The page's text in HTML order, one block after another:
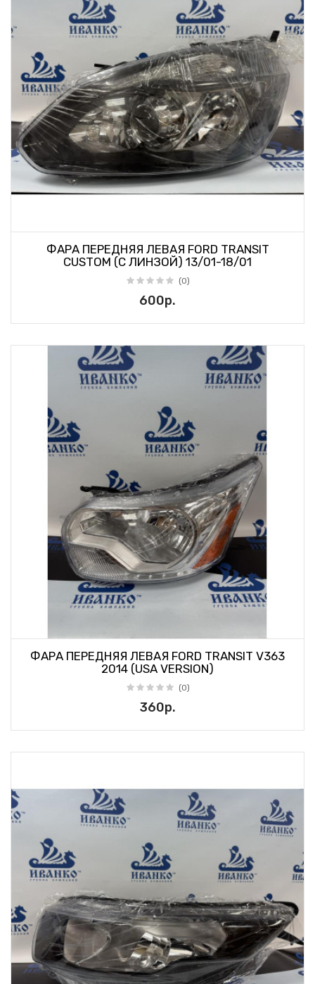
ФАРА ПЕРЕДНЯЯ ЛЕВАЯ FORD TRANSIT
CUSTOM (С ЛИНЗОЙ) 13/01-18/01
(0)
600р.
ФАРА ПЕРЕДНЯЯ ЛЕВАЯ FORD TRANSIT V363
2014 (USA VERSION)
(0)
360р.